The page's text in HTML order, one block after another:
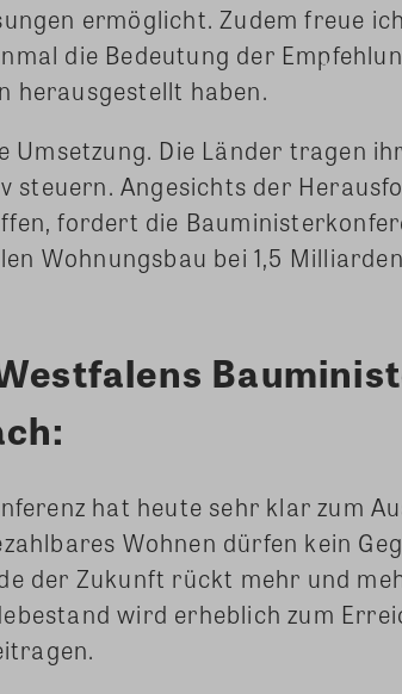
ermöglicht. Zudem freue
die Bedeutung der
herausgestellt haben.
Umsetzung. Die Länder tragen
steuern. Angesichts der
fordert die
Wohnungsbau bei 1,5
hat heute sehr klar zum
Wohnen dürfen kein
der Zukunft rückt mehr und
wird erheblich zum